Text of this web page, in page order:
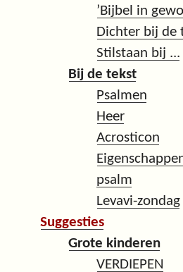
’Bijbel in
Dichter bij de
Stilstaan bij ...
Bij de tekst
Psalmen
Heer
Acrosticon
psalm
Levavi-zondag
Suggesties
Grote kinderen
VERDIEPEN